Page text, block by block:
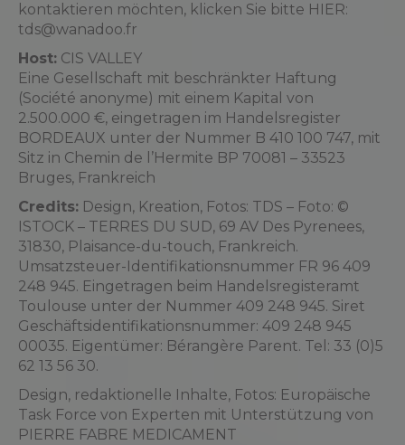
kontaktieren möchten, klicken Sie bitte HIER:
tds@wanadoo.fr
Host: CIS VALLEY
Eine Gesellschaft mit beschränkter Haftung
(Société anonyme) mit einem Kapital von
2.500.000 €, eingetragen im Handelsregister
BORDEAUX unter der Nummer B 410 100 747, mit
Sitz in Chemin de l’Hermite BP 70081 – 33523
Bruges, Frankreich
Credits: Design, Kreation, Fotos: TDS – Foto: ©
ISTOCK – TERRES DU SUD, 69 AV Des Pyrenees,
31830, Plaisance-du-touch, Frankreich.
Umsatzsteuer-Identifikationsnummer FR 96 409
248 945. Eingetragen beim Handelsregisteramt
Toulouse unter der Nummer 409 248 945. Siret
Geschäftsidentifikationsnummer: 409 248 945
00035. Eigentümer: Bérangère Parent. Tel: 33 (0)5
62 13 56 30.
Design, redaktionelle Inhalte, Fotos: Europäische
Task Force von Experten mit Unterstützung von
PIERRE FABRE MEDICAMENT